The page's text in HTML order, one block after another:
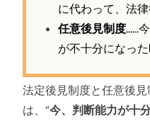
に代わって、法
任意後見制度……
が不十分になっ
法定後見制度と任意後
は、“今、判断能力が十